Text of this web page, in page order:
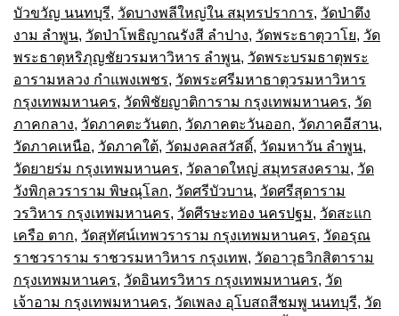
บัวขวัญ นนทบุรี, วัดบางพลีใหญ่ใน สมุทรปราการ, วัดป่าตึง
งาม ลำพูน, วัดป่าโพธิญาณรังสี ลำปาง, วัดพระธาตุวาโย, วัด
พระธาตุหริภุญชัยวรมหาวิหาร ลำพูน, วัดพระบรมธาตุพระ
อารามหลวง กำแพงเพชร, วัดพระศรีมหาธาตุวรมหาวิหาร
กรุงเทพมหานคร, วัดพิชัยญาติการาม กรุงเทพมหานคร, วัด
ภาคกลาง, วัดภาคตะวันตก, วัดภาคตะวันออก, วัดภาคอีสาน,
วัดภาคเหนือ, วัดภาคใต้, วัดมงคลสวัสดิ์, วัดมหาวัน ลำพูน,
วัดยายร่ม กรุงเทพมหานคร, วัดลาดใหญ่ สมุทรสงคราม, วัด
วังพิกุลวราราม พิษณุโลก, วัดศรีบัวบาน, วัดศรีสุดาราม
วรวิหาร กรุงเทพมหานคร, วัดศีรษะทอง นครปฐม, วัดสะแก
เครือ ตาก, วัดสุทัศน์เทพวราราม กรุงเทพมหานคร, วัดอรุณ
ราชวราราม ราชวรมหาวิหาร กรุงเทพ, วัดอาวุธวิกสิตาราม
กรุงเทพมหานคร, วัดอินทรวิหาร กรุงเทพมหานคร, วัด
เจ้าอาม กรุงเทพมหานคร, วัดเพลง อุโบสถสีชมพู นนทบุรี, วัด